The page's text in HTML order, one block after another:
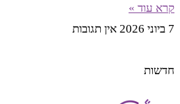
קרא עוד »
7 ביוני 2026
אין תגובות
חדשות